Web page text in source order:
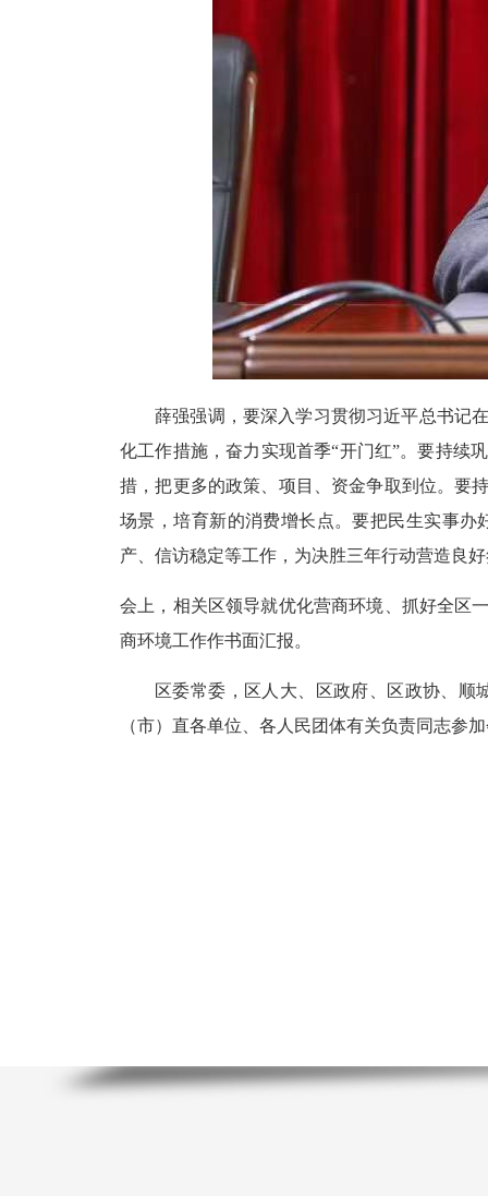
薛强强调，要深入学习贯彻习近平总书记
化工作措施，奋力实现首季“开门红”。要持续
措，把更多的政策、项目、资金争取到位。要
场景，培育新的消费增长点。要把民生实事办
产、信访稳定等工作，为决胜三年行动营造良
会上，相关区领导就优化营商环境、抓好全区
商环境工作作书面汇报。
区委常委，区人大、区政府、区政协、
（市）直各单位、各人民团体有关负责同志参